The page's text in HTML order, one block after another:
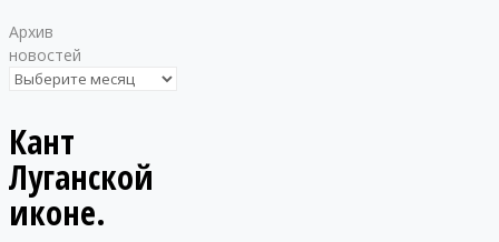
Архив
новостей
Кант
Луганской
иконе.